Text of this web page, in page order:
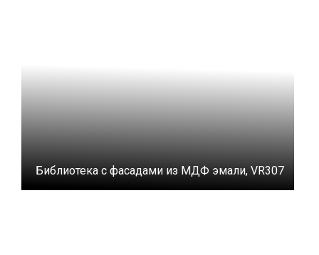
Библиотека с фасадами из МДФ эмали, VR307